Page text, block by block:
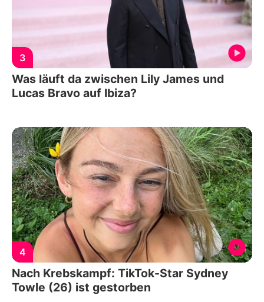
3
Was läuft da zwischen Lily James und
Lucas Bravo auf Ibiza?
4
Nach Krebskampf: TikTok-Star Sydney
Towle (26) ist gestorben